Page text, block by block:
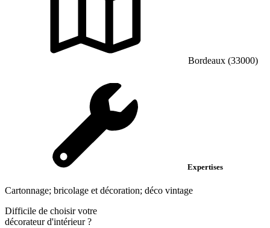
Bordeaux (33000)
Expertises
Cartonnage; bricolage et décoration; déco vintage
Difficile de choisir votre
décorateur d'intérieur?